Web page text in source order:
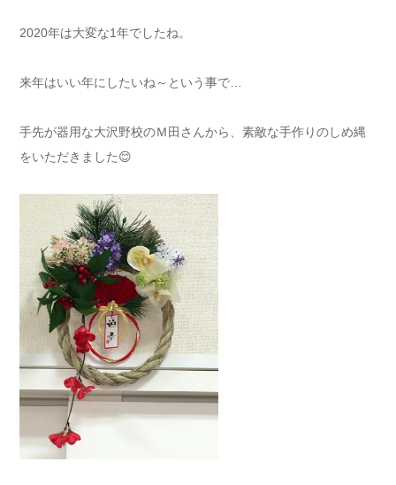
2020年は大変な1年でしたね。
来年はいい年にしたいね～という事で…
手先が器用な大沢野校のＭ田さんから、素敵な手作りのしめ縄
をいただきました😊